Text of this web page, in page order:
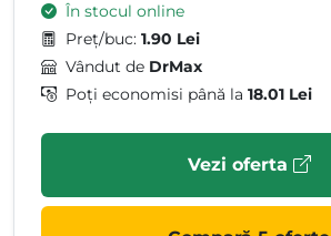
În stocul online
Preț/buc: 1.90 Lei
Vândut de DrMax
Poți economisi până la 18.01 Lei
Vezi oferta